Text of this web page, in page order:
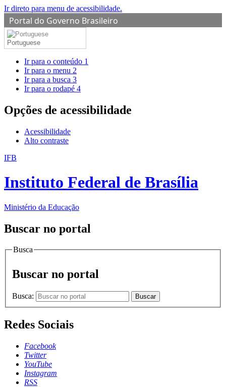
Ir direto para menu de acessibilidade.
Portal do Governo Brasileiro
Portuguese
Ir para o conteúdo 1
Ir para o menu 2
Ir para a busca 3
Ir para o rodapé 4
Opções de acessibilidade
Acessibilidade
Alto contraste
IFB
Instituto Federal de Brasília
Ministério da Educação
Buscar no portal
Busca
Buscar no portal
Busca: Buscar
Redes Sociais
Facebook
Twitter
YouTube
Instagram
RSS